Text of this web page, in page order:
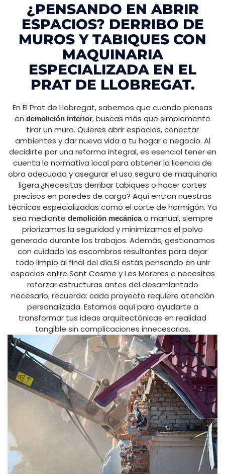
¿PENSANDO EN ABRIR
ESPACIOS? DERRIBO DE
MUROS Y TABIQUES CON
MAQUINARIA
ESPECIALIZADA EN EL
PRAT DE LLOBREGAT.
En El Prat de Llobregat, sabemos que cuando piensas
en demolición interior, buscas más que simplemente
tirar un muro. Quieres abrir espacios, conectar
ambientes y dar nueva vida a tu hogar o negocio. Al
decidirte por una reforma integral, es esencial tener en
cuenta la normativa local para obtener la licencia de
obra adecuada y asegurar el uso seguro de maquinaria
ligera.¿Necesitas derribar tabiques o hacer cortes
precisos en paredes de carga? Aquí entran nuestras
técnicas especializadas como el corte de hormigón. Ya
sea mediante demolición mecánicao manual, siempre
priorizamos la seguridad y minimizamos el polvo
generado durante los trabajos. Además, gestionamos
con cuidado los escombros resultantes para dejar
todo limpio al final del día.Si estás pensando en unir
espacios entre Sant Cosme y Les Moreres o necesitas
reforzar estructuras antes del desamiantado
necesario, recuerda: cada proyecto requiere atención
personalizada. Estamos aquí para ayudarte a
transformar tus ideas arquitectónicas en realidad
tangible sin complicaciones innecesarias.